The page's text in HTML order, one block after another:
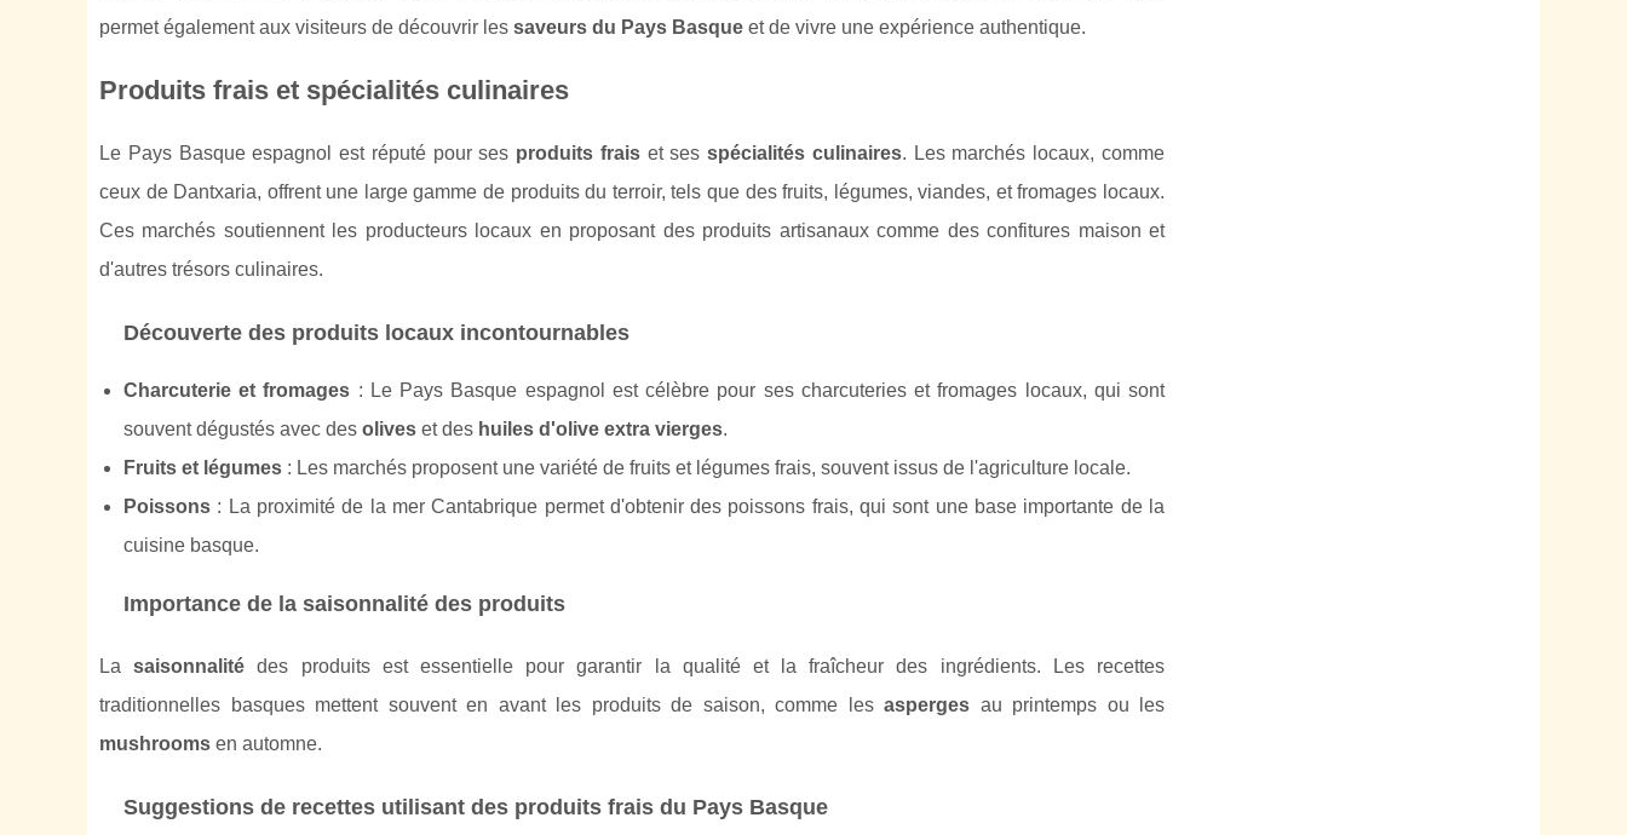
permet également aux visiteurs de découvrir les saveurs du Pays Basque et de vivre une expérience authentique.
Produits frais et spécialités culinaires
Le Pays Basque espagnol est réputé pour ses produits fraiset sesspécialités culinaires. Les marchés locaux, comme
ceux de Dantxaria, offrent une large gamme de produits du terroir, tels que des fruits, légumes, viandes, et fromages locaux.
Ces marchés soutiennent les producteurs locaux en proposant des produits artisanaux comme des confitures maison et
d'autres trésors culinaires.
Découverte des produits locaux incontournables
Charcuterie et fromages : Le Pays Basque espagnol est célèbre pour ses charcuteries et fromages locaux, qui sont
souvent dégustés avec des olives et des huiles d'olive extra vierges.
Fruits et légumes : Les marchés proposent une variété de fruits et légumes frais, souvent issus de l'agriculture locale.
Poissons : La proximité de la mer Cantabrique permet d'obtenir des poissons frais, qui sont une base importante de la
cuisine basque.
Importance de la saisonnalité des produits
Lasaisonnalité des produits est essentielle pour garantir la qualité et la fraîcheur des ingrédients. Les recettes
traditionnelles basques mettent souvent en avant les produits de saison, comme les asperges au printemps ou les
mushrooms en automne.
Suggestions de recettes utilisant des produits frais du Pays Basque